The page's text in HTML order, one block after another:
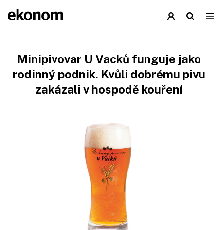
Minipivovar U Vacků funguje jako
rodinný podnik. Kvůli dobrému pivu
zakázali v hospodě kouření